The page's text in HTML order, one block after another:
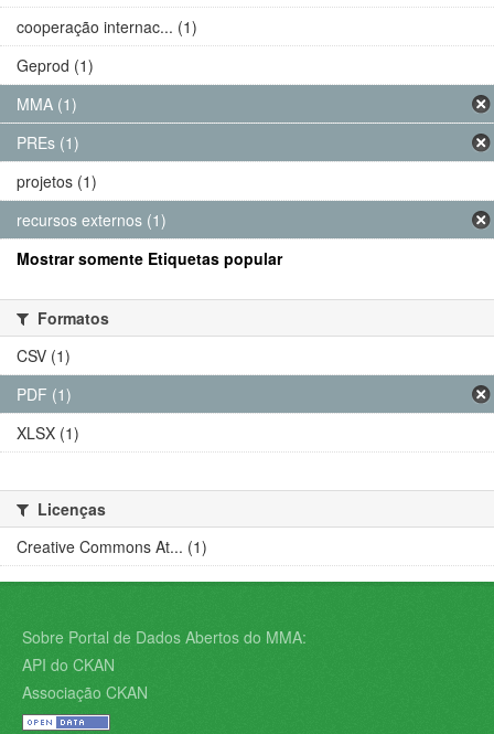
cooperação internac... (1)
Geprod (1)
MMA (1)
PREs (1)
projetos (1)
recursos externos (1)
Mostrar somente Etiquetas popular
Formatos
CSV (1)
PDF (1)
XLSX (1)
Licenças
Creative Commons At... (1)
Sobre Portal de Dados Abertos do MMA:
API do CKAN
Associação CKAN